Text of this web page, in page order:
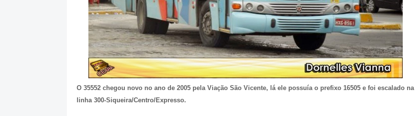
O 35552 chegou novo no ano de 2005 pela Viação São Vicente, lá ele possuía o prefixo 16505 e foi escalado na
linha 300-Siqueira/Centro/Expresso.